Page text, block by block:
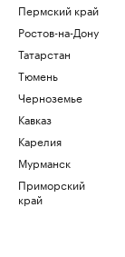
Пермский край
Ростов-на-Дону
Татарстан
Тюмень
Черноземье
Кавказ
Карелия
Мурманск
Приморский
край